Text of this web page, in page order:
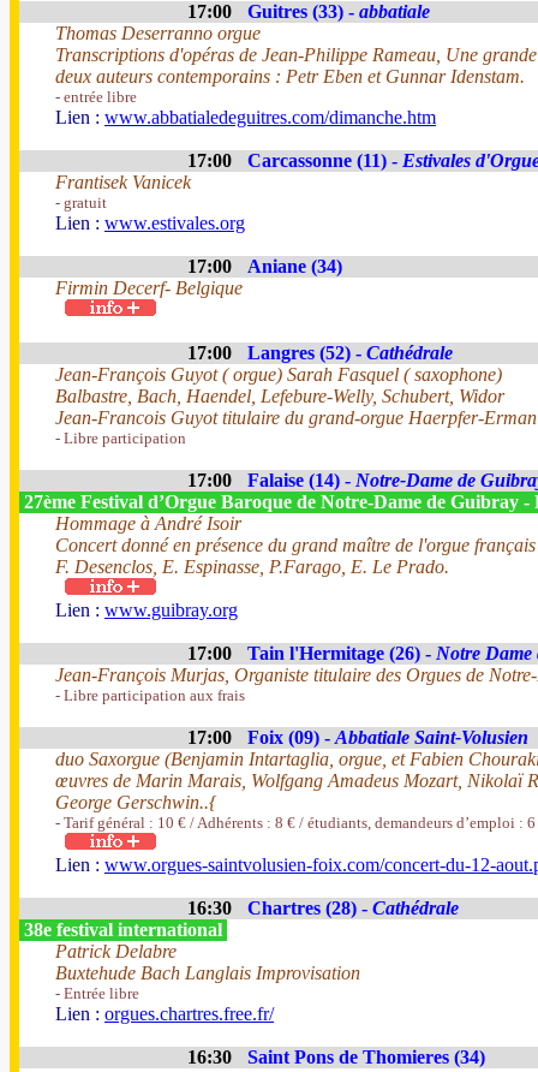
17:00 Guitres (33) - abbatiale
Thomas Deserranno orgue
Transcriptions d'opéras de Jean-Philippe Rameau, Une
deux auteurs contemporains : Petr Eben et Gunnar Idenstam.
- entrée libre
Lien : www.abbatialedeguitres.com/dimanche.htm
17:00 Carcassonne (11) - Estivales
Frantisek Vanicek
- gratuit
Lien : www.estivales.org
17:00
Aniane (34)
Firmin Decerf- Belgique
17:00 Langres (52) - Cathédrale
Jean-François Guyot ( orgue) Sarah Fasquel ( saxophone)
Balbastre, Bach, Haendel, Lefebure-Welly, Schubert, Widor
Jean-Francois Guyot titulaire du grand-orgue Haerpfer-
- Libre participation
17:00 Falaise (14) - Notre-Dame de
27ème Festival d’Orgue Baroque de Notre-Dame de Guibray -
Hommage à André Isoir
Concert donné en présence du grand maître de l'orgue
F. Desenclos, E. Espinasse, P.Farago, E. Le Prado.
Lien : www.guibray.org
17:00 Tain l'Hermitage (26) - Notre
Jean-François Murjas, Organiste titulaire des Orgues de
- Libre participation aux frais
17:00 Foix (09) - Abbatiale Saint-Volusien
duo Saxorgue (Benjamin Intartaglia, orgue, et Fabien
œuvres de Marin Marais, Wolfgang Amadeus Mozart, Nikolaï
George Gerschwin..{
- Tarif général : 10 € / Adhérents : 8 € / étudiants, demandeurs d’emploi :
Lien : www.orgues-saintvolusien-foix.com/concert-du-12-
16:30 Chartres (28) - Cathédrale
38e festival international
Patrick Delabre
Buxtehude Bach Langlais Improvisation
- Entrée libre
Lien : orgues.chartres.free.fr/
16:30
Saint Pons de Thomieres (34)